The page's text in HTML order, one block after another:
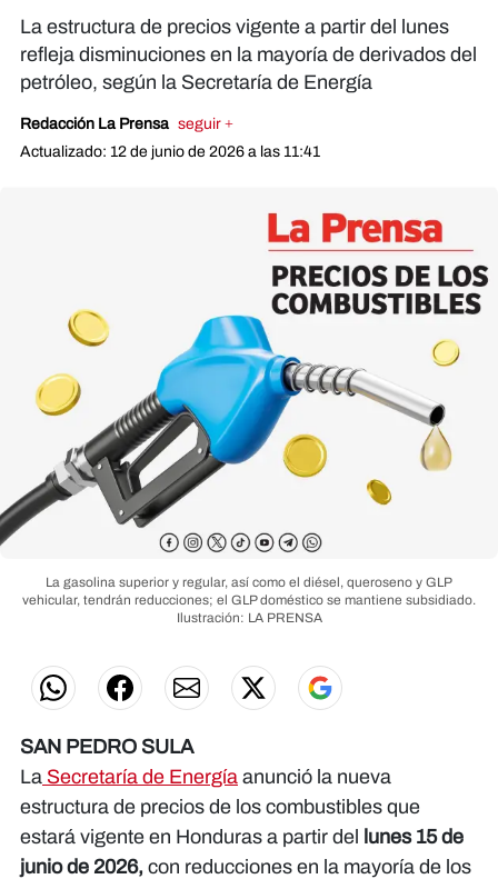
La estructura de precios vigente a partir del lunes
refleja disminuciones en la mayoría de derivados del
petróleo, según la Secretaría de Energía
Redacción La Prensa seguir +
Actualizado: 12 de junio de 2026 a las 11:41
La gasolina superior y regular, así como el diésel, queroseno y GLP
vehicular, tendrán reducciones; el GLP doméstico se mantiene subsidiado.
Ilustración: LA PRENSA
SAN PEDRO SULA
La Secretaría de Energía anunció la nueva
estructura de precios de los combustibles que
estará vigente en Honduras a partir del lunes 15 de
junio de 2026, con reducciones en la mayoría de los